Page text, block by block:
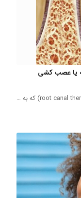
یا عصب‌ کشی